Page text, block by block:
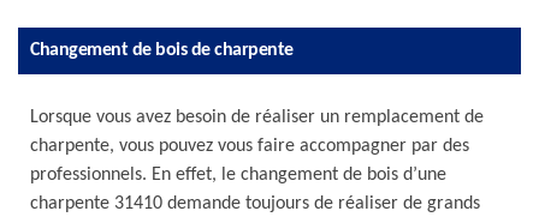
Changement de bois de charpente
Lorsque vous avez besoin de réaliser un remplacement de
charpente, vous pouvez vous faire accompagner par des
professionnels. En effet, le changement de bois d’une
charpente 31410 demande toujours de réaliser de grands